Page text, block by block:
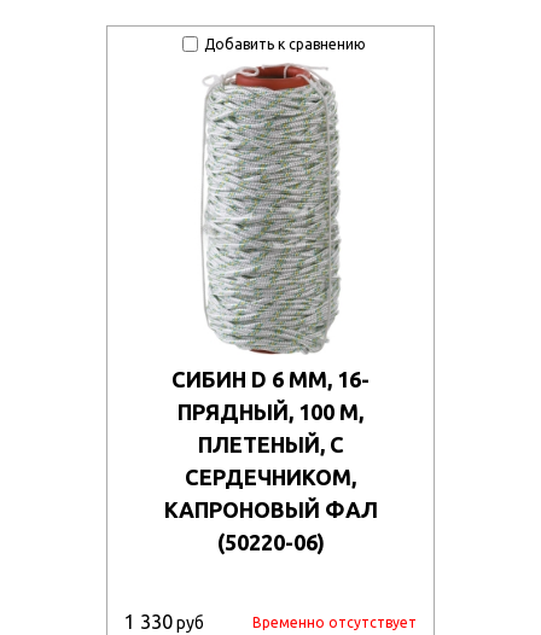
Добавить к сравнению
СИБИН D 6 ММ, 16-
ПРЯДНЫЙ, 100 М,
ПЛЕТЕНЫЙ, С
СЕРДЕЧНИКОМ,
КАПРОНОВЫЙ ФАЛ
(50220-06)
1 330руб Временно отсутствует